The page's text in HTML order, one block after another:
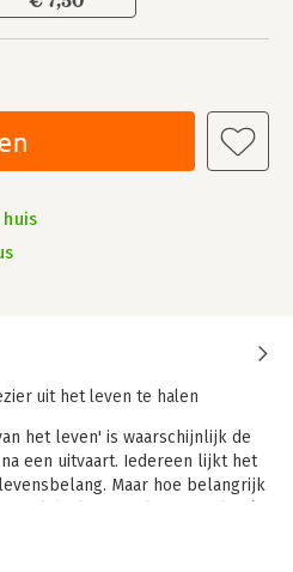
uit het leven te halen
het leven' is waarschijnlijk de
een uitvaart. Iedereen lijkt het
Maar hoe belangrijk